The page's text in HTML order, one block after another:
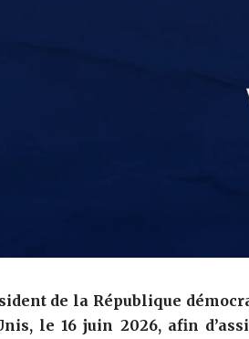
de la République
le 16 juin 2026, afin